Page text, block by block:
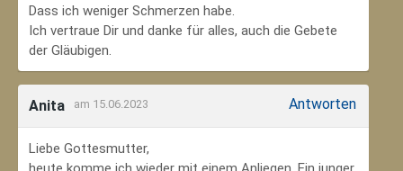
Dass ich weniger Schmerzen habe.
Ich vertraue Dir und danke für alles, auch die Gebete
der Gläubigen.
Anita am 15.06.2023 Antworten
Liebe Gottesmutter,